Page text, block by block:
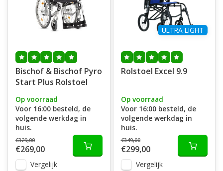
Bischof & Bischof Pyro
Start Plus Rolstoel
Op voorraad
Voor 16:00 besteld, de
volgende werkdag in
huis.
€329,00
€269,00
Vergelijk
ULTRA LIGHT
Rolstoel Excel 9.9
Op voorraad
Voor 16:00 besteld, de
volgende werkdag in
huis.
€349,00
€299,00
Vergelijk